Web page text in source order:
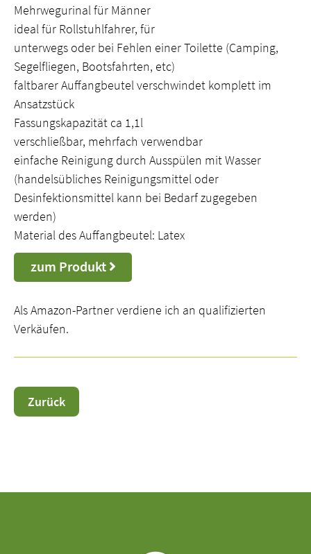
Mehrwegurinal für Männer
ideal für Rollstuhlfahrer, für
unterwegs oder bei Fehlen einer Toilette (Camping,
Segelfliegen, Bootsfahrten, etc)
faltbarer Auffangbeutel verschwindet komplett im
Ansatzstück
Fassungskapazität ca 1,1l
verschließbar, mehrfach verwendbar
einfache Reinigung durch Ausspülen mit Wasser
(handelsübliches Reinigungsmittel oder
Desinfektionsmittel kann bei Bedarf zugegeben
werden)
Material des Auffangbeutel: Latex
zum Produkt
Als Amazon-Partner verdiene ich an qualifizierten
Verkäufen.
Zurück